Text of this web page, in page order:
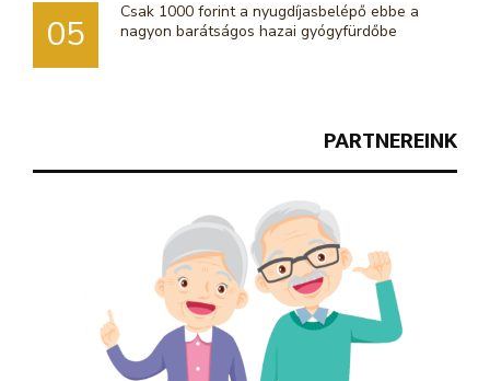
PARTNEREINK
05
Csak 1000 forint a nyugdíjasbelépő ebbe a
nagyon barátságos hazai gyógyfürdőbe